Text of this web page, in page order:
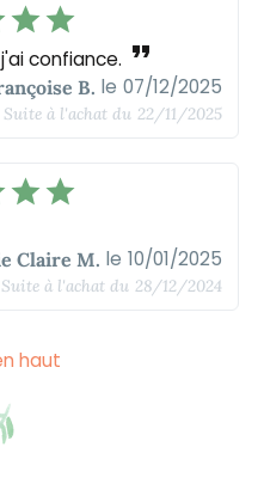
star star
confiance. format_quote
B. le 07/12/2025
Suite à l'achat du 22/11/2025
star star
Claire M. le 10/01/2025
Suite à l'achat du 28/12/2024
haut